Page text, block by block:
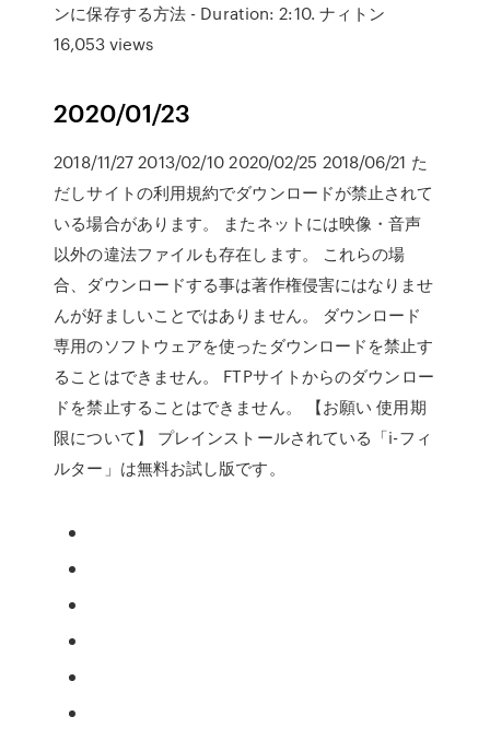
ンに保存する方法 - Duration: 2:10. ナィトン
16,053 views
2020/01/23
2018/11/27 2013/02/10 2020/02/25 2018/06/21 た
だしサイトの利用規約でダウンロードが禁止されて
いる場合があります。 またネットには映像・音声
以外の違法ファイルも存在します。 これらの場
合、ダウンロードする事は著作権侵害にはなりませ
んが好ましいことではありません。 ダウンロード
専用のソフトウェアを使ったダウンロードを禁止す
ることはできません。 FTPサイトからのダウンロー
ドを禁止することはできません。 【お願い 使用期
限について】 プレインストールされている「i-フィ
ルター」は無料お試し版です。